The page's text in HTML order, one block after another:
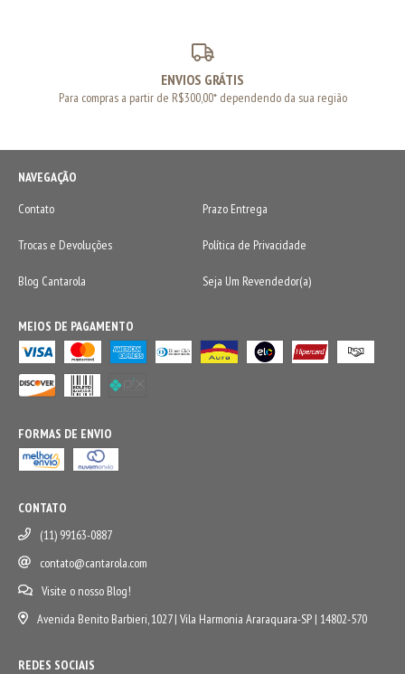
ENVIOS GRÁTIS
Para compras a partir de R$300,00* dependendo da sua região
NAVEGAÇÃO
Contato
Prazo Entrega
Trocas e Devoluções Política de Privacidade
Blog Cantarola Seja Um Revendedor(a)
MEIOS DE PAGAMENTO
FORMAS DE ENVIO
CONTATO
(11) 99163-0887
contato@cantarola.com
Visite o nosso Blog!
Avenida Benito Barbieri, 1027 | Vila Harmonia Araraquara-SP | 14802-570
REDES SOCIAIS